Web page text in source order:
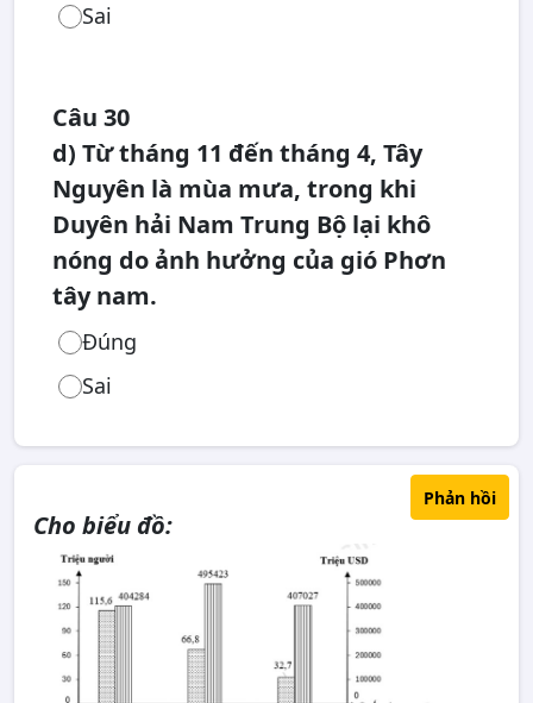
Sai
Câu 30
d) Từ tháng 11 đến tháng 4, Tây
Nguyên là mùa mưa, trong khi
Duyên hải Nam Trung Bộ lại khô
nóng do ảnh hưởng của gió Phơn
tây nam.
Đúng
Sai
Cho biểu đồ:
Phản hồi